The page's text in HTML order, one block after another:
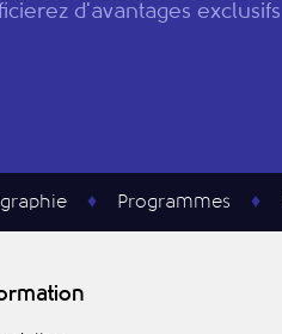
d'avantages exclusifs
Programmes